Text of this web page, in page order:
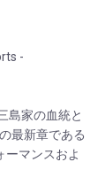
-
島家の血統と
最新章である
ーマンスおよ